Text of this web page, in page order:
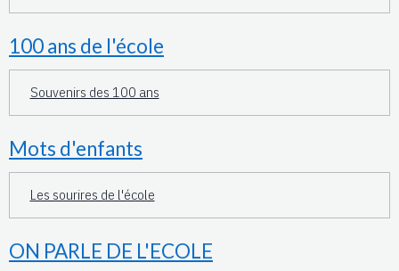
100 ans de l'école
Souvenirs des 100 ans
Mots d'enfants
Les sourires de l'école
ON PARLE DE L'ECOLE